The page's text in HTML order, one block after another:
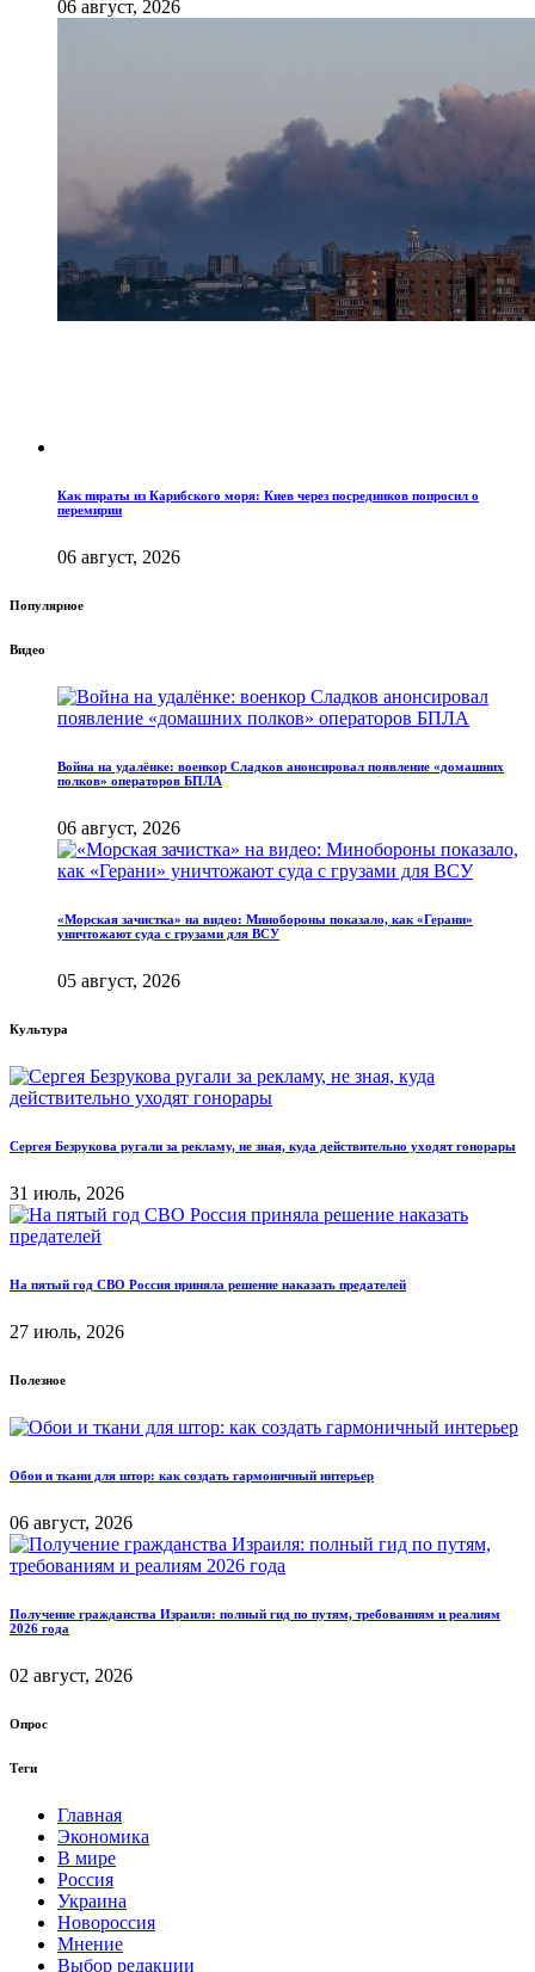
06 август, 2026
Как пираты из Карибского моря: Киев через посредников попросил о
перемирии
06 август, 2026
Популярное
Видео
Война на удалёнке: военкор Сладков анонсировал появление «домашних
полков» операторов БПЛА
06 август, 2026
«Морская зачистка» на видео: Минобороны показало, как «Герани»
уничтожают суда с грузами для ВСУ
05 август, 2026
Культура
Сергея Безрукова ругали за рекламу, не зная, куда действительно уходят гонорары
31 июль, 2026
На пятый год СВО Россия приняла решение наказать предателей
27 июль, 2026
Полезное
Обои и ткани для штор: как создать гармоничный интерьер
06 август, 2026
Получение гражданства Израиля: полный гид по путям, требованиям и реалиям
2026 года
02 август, 2026
Опрос
Теги
Главная
Экономика
В мире
Россия
Украина
Новороссия
Мнение
Выбор редакции